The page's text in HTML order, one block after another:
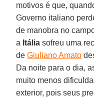
motivos é que,
Governo italiano
de manobra no
a Itália sofreu uma
de Giuliano Amato
Da noite para o dia,
muito menos
exterior, pois seus